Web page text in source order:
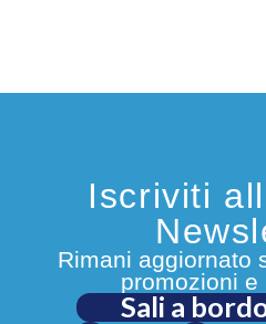
Iscriviti
Rimani aggiornato
promozioni e
Sali a